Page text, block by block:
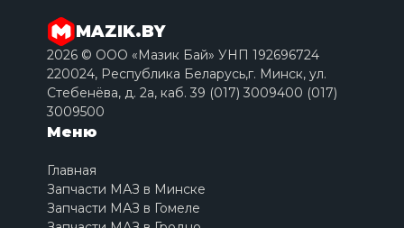
MAZIK.BY
2026 © ООО «Мазик Бай» УНП 192696724
220024, Республика Беларусь,г. Минск, ул.
Стебенёва, д. 2a, каб. 39 (017) 3009400 (017)
3009500
Меню
Главная
Запчасти МАЗ в Минске
Запчасти МАЗ в Гомеле